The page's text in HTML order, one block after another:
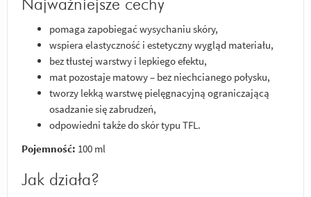
Najważniejsze cechy
pomaga zapobiegać wysychaniu skóry,
wspiera elastyczność i estetyczny wygląd materiału,
bez tłustej warstwy i lepkiego efektu,
mat pozostaje matowy – bez niechcianego połysku,
tworzy lekką warstwę pielęgnacyjną ograniczającą
osadzanie się zabrudzeń,
odpowiedni także do skór typu TFL.
Pojemność: 100 ml
Jak działa?